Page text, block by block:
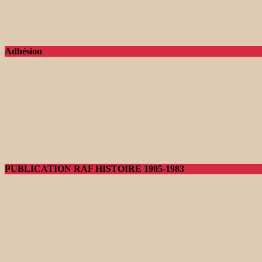
Adhésion
PUBLICATION RAF HISTOIRE 1905-1983